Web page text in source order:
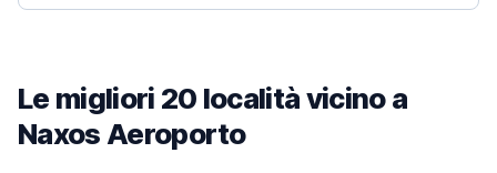
Le migliori 20 località vicino a
Naxos Aeroporto